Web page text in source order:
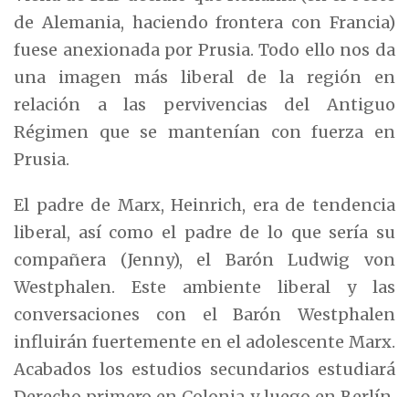
de Alemania, haciendo frontera con Francia)
fuese anexionada por Prusia. Todo ello nos da
una imagen más liberal de la región en
relación a las pervivencias del Antiguo
Régimen que se mantenían con fuerza en
Prusia.
El padre de Marx, Heinrich, era de tendencia
liberal, así como el padre de lo que sería su
compañera (Jenny), el Barón Ludwig von
Westphalen. Este ambiente liberal y las
conversaciones con el Barón Westphalen
influirán fuertemente en el adolescente Marx.
Acabados los estudios secundarios estudiará